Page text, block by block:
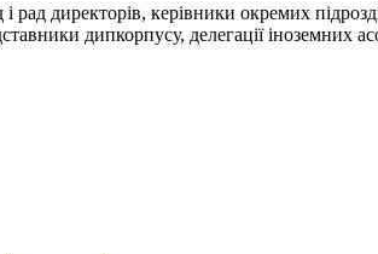
рад директорів, керівники окремих
дипкорпусу, делегації іноземних